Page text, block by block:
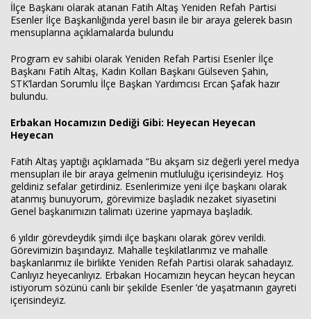
İlçe Başkanı olarak atanan Fatih Altaş Yeniden Refah Partisi
Esenler İlçe Başkanlığında yerel basın ile bir araya gelerek basın
mensuplarına açıklamalarda bulundu
Program ev sahibi olarak Yeniden Refah Partisi Esenler İlçe
Başkanı Fatih Altaş, Kadın Kolları Başkanı Gülseven Şahin,
STK’lardan Sorumlu İlçe Başkan Yardımcısı Ercan Şafak hazır
bulundu.
Erbakan Hocamızın Dediği Gibi: Heyecan Heyecan
Heyecan
Fatih Altaş yaptığı açıklamada “Bu akşam siz değerli yerel medya
mensupları ile bir araya gelmenin mutluluğu içerisindeyiz. Hoş
geldiniz sefalar getirdiniz. Esenlerimize yeni ilçe başkanı olarak
atanmış bunuyorum, görevimize başladık nezaket siyasetini
Genel başkanımızın talimatı üzerine yapmaya başladık.
6 yıldır görevdeydik şimdi ilçe başkanı olarak görev verildi.
Görevimizin başındayız. Mahalle teşkilatlarımız ve mahalle
başkanlarımız ile birlikte Yeniden Refah Partisi olarak sahadayız.
Canlıyız heyecanlıyız. Erbakan Hocamızın heycan heycan heycan
istiyorum sözünü canlı bir şekilde Esenler ’de yaşatmanın gayreti
içerisindeyiz.
Haberin Doğru Adresi.